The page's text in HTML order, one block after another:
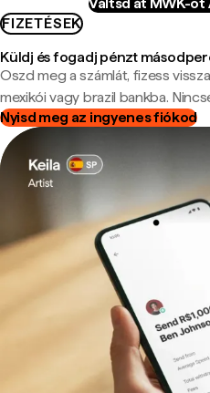
FIZETÉSEK
Küldj és fogadj pénzt
Oszd meg a számlát, fizess
mexikói vagy brazil bankba.
Nyisd meg az ingyenes fiókod